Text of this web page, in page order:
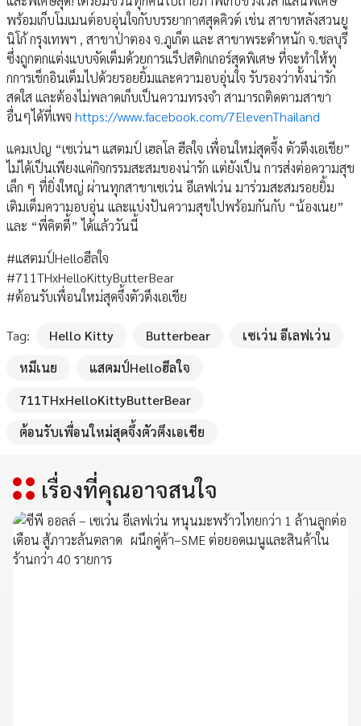
พร้อมเก็บโมเมนต์อบอุ่นใจกับบรรยากาศสุดคิวต์ เช่น สาขาหลังสวนยู
นิโก้ กรุงเทพฯ , สาขาป่าตอง จ.ภูเก็ต และ สาขาพระตำหนัก จ.ชลบุรี
ซึ่งถูกตกแต่งแบบจัดเต็มด้วยการแร็ปสติกเกอร์สุดพิเศษ ที่จะทำให้ทุ
กการเช็กอินเต็มไปด้วยรอยยิ้มและความอบอุ่นใจ รับรองว่าทั้งน่ารัก
สดใส และต้องไม่พลาดเก็บเป็นความทรงจำ สามารถติดตามสาขา
อื่นๆได้ที่เพจ https://www.facebook.com/7ElevenThailand
แคมเปญ “เซเว่นฯ แสตมป์ เฮลโล ฮีลใจ เพื่อนใหม่สุดจึ้ง ตัวตึงเอเชีย”
ไม่ได้เป็นเพียงแค่กิจกรรมสะสมของน่ารัก แต่ยังเป็น การส่งต่อความสุข
เล็ก ๆ ที่ยิ่งใหญ่ ผ่านทุกสาขาเซเว่น อีเลฟเว่น มาร่วมสะสมรอยยิ้ม
เติมเต็มความอบอุ่น และแบ่งปันความสุขไปพร้อมกันกับ “น้องเนย”
และ “พี่คิตตี้” ได้แล้ววันนี้
#แสตมป์Helloฮีลใจ
#711THxHelloKittyButterBear
#ต้อนรับเพื่อนใหม่สุดจึ้งตัวตึงเอเชีย
Tag: Hello Kitty Butterbear
เซเว่น อีเลฟเว่น
หมีเนย
แสตมป์Helloฮีลใจ
711THxHelloKittyButterBear
ต้อนรับเพื่อนใหม่สุดจึ้งตัวตึงเอเชีย
เรื่องที่คุณอาจสนใจ